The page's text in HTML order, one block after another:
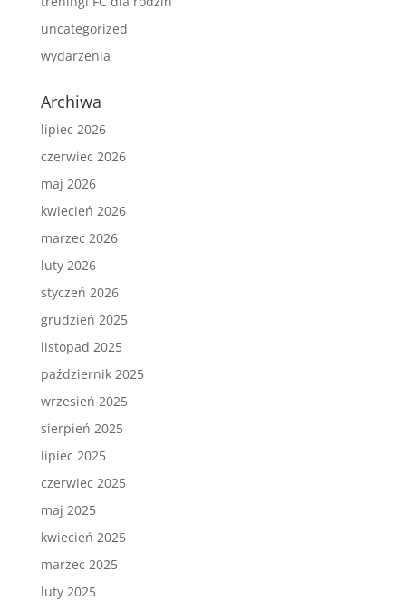
uncategorized
wydarzenia
Archiwa
lipiec 2026
czerwiec 2026
maj 2026
kwiecień 2026
marzec 2026
luty 2026
styczeń 2026
grudzień 2025
listopad 2025
październik 2025
wrzesień 2025
sierpień 2025
lipiec 2025
czerwiec 2025
maj 2025
kwiecień 2025
marzec 2025
luty 2025